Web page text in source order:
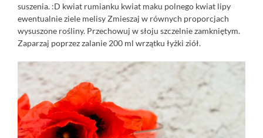
suszenia. :D kwiat rumianku kwiat maku polnego kwiat lipy
ewentualnie ziele melisy Zmieszaj w równych proporcjach
wysuszone rośliny. Przechowuj w słoju szczelnie zamkniętym.
Zaparzaj poprzez zalanie 200 ml wrzątku łyżki ziół.